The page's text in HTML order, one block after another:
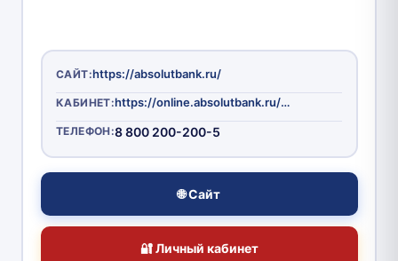
САЙТ:https://absolutbank.ru/
КАБИНЕТ: https://online.absolutbank.ru/app/
ТЕЛЕФОН:8 800 200-200-5
🌐 Сайт
🔐 Личный кабинет